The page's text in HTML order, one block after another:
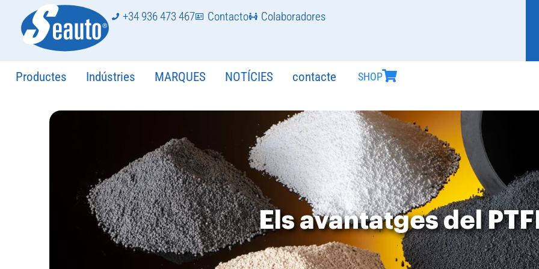
+34 936 473 467 Contacto Colaboradores
Productes Indústries MARQUES NOTÍCIES contacte SHOP
Els avantatges del